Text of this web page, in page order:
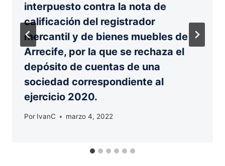
interpuesto contra la nota de
calificación del registrador
mercantil y de bienes muebles de
Arrecife, por la que se rechaza el
depósito de cuentas de una
sociedad correspondiente al
ejercicio 2020.
Por IvanC marzo 4, 2022